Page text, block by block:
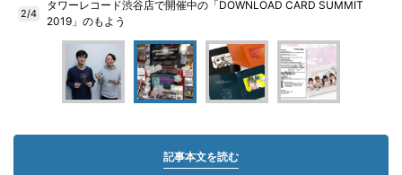
2/4
タワーレコード渋谷店で開催中の「DOWNLOAD CARD SUMMIT
2019」のもよう
記事本文を読む